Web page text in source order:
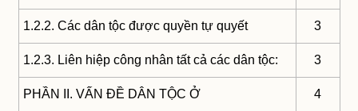
1.2.2. Các dân tộc được quyền tự quyết 3
1.2.3. Liên hiệp công nhân tất cả các dân tộc: 3
PHẦN II. VẤN ĐỀ DÂN TỘC Ở 4